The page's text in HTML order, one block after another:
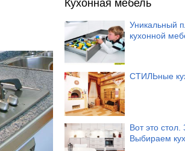
Кухонная мебель
Уникальный
кухонной
СТИЛЬные
Вот это стол.
Выбираем